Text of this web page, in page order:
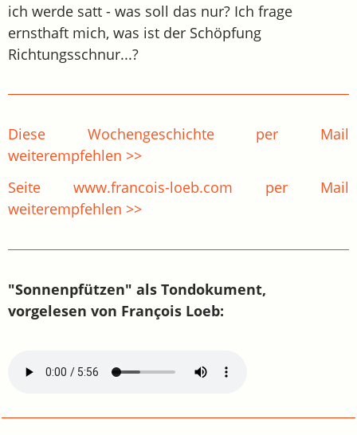
ich werde satt - was soll das nur? Ich frage
ernsthaft mich, was ist der Schöpfung
Richtungsschnur...?
Diese Wochengeschichte per Mail
weiterempfehlen >>
Seite www.francois-loeb.com per Mail
weiterempfehlen >>
"Sonnenpfützen" als Tondokument,
vorgelesen von François Loeb: